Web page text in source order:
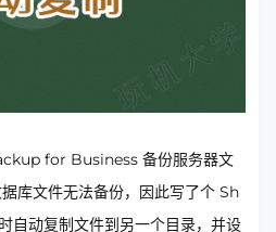
for Business 备份服务器文
库文件无法备份，因此写了个 Sh
自动复制文件到另一个目录，并设